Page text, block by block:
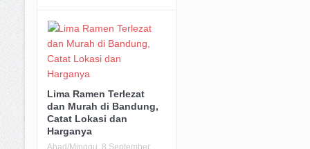
Lima Ramen Terlezat
dan Murah di Bandung,
Catat Lokasi dan
Harganya